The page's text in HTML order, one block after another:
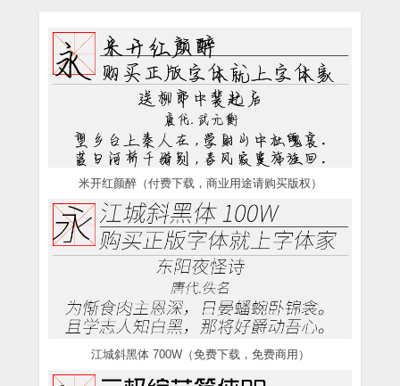
米开红颜醉（付费下载，商业用途请购买版权）
江城斜黑体 700W（免费下载，免费商用）